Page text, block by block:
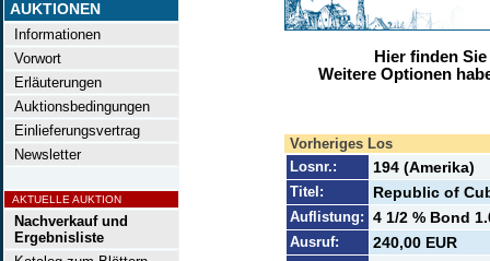
AUKTIONEN
Informationen
Vorwort
Erläuterungen
Auktionsbedingungen
Einlieferungsvertrag
Newsletter
AKTUELLE AUKTION
Nachverkauf und
Ergebnisliste
Hier finden
Weitere Optionen
Vorheriges Los
Losnr.:
194 (Amerika)
Titel: Republic of
Auflistung: 4 1/2 % Bond
Ausruf: 240,00 EUR